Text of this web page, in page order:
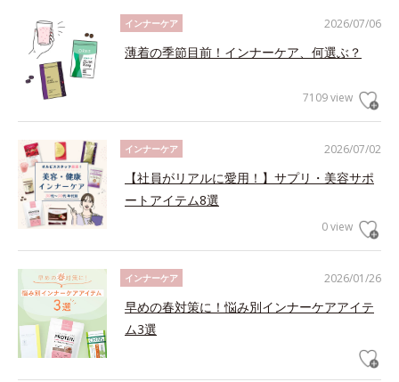
2026/07/06
インナーケア
薄着の季節目前！インナーケア、何選ぶ？
7109 view
2026/07/02
インナーケア
【社員がリアルに愛用！】サプリ・美容サポ
ートアイテム8選
0 view
2026/01/26
インナーケア
早めの春対策に！悩み別インナーケアアイテ
ム3選